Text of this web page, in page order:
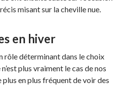
misant sur la cheville nue.
en hiver
rôle déterminant dans le choix
plus vraiment le cas de nos
plus en plus fréquent de voir des